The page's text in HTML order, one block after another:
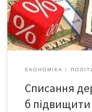
державного кошторису
партії Юлія Тимошенко
ЕКОНОМІКА
Списання
б підвищити